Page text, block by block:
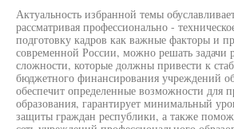
Актуальность избранной темы
рассматривая профессионально -
подготовку кадров как важные факторы и
современной России, можно решать задачи
сложности, которые должны привести к
бюджетного финансирования учреждений
обеспечит определенные возможности для
образования, гарантирует минимальный
защиты граждан республики, а также